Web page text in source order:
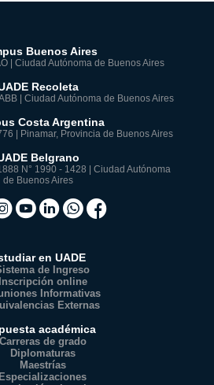
Buenos Aires
| Ciudad Autónoma de Buenos Aires
Recoleta
| Ciudad Autónoma de Buenos Aires
Costa Argentina
| Pinamar, Provincia de Buenos Aires
Belgrano
N° 1990 - 1428 | Ciudad Autónoma
de Buenos Aires
en UADE
de Ingreso
Inscripción online
Informativas
Externas
académica
Carreras de grado
Diplomaturas
Maestrías
Especializaciones